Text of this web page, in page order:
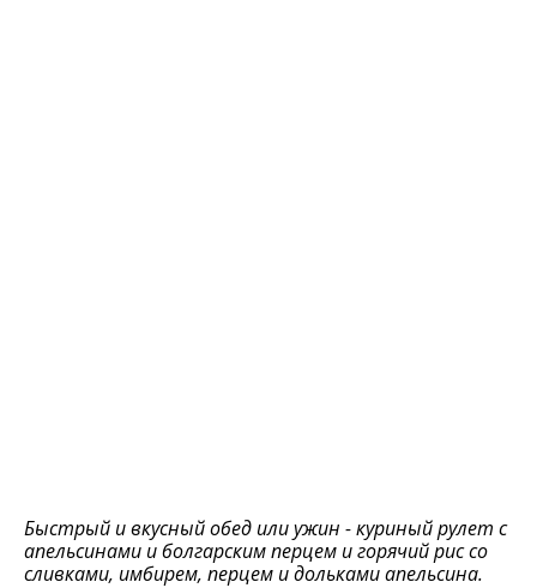
Быстрый и вкусный обед или ужин - куриный рулет с
апельсинами и болгарским перцем и горячий рис со
сливками, имбирем, перцем и дольками апельсина.